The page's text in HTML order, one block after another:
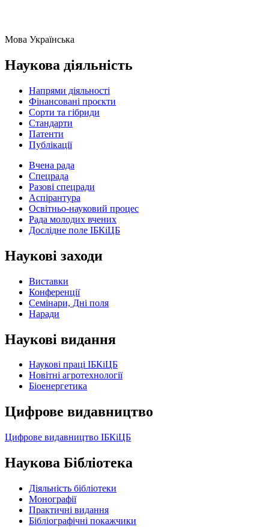
Мова Українська
Наукова діяльність
Напрями діяльності
Фінансовані проєкти
Сорти та гібриди
Стандарти
Патенти
Публікації
Вчена рада
Спецрада
Разові спецради
Аспірантура
Освітньо-науковий процес
Рада молодих вчених
Дослідне поле ІБКіЦБ
Наукові заходи
Виставки
Конференції
Семінари, Дні поля
Наради
Наукові видання
Наукові праці ІБКіЦБ
Новітні агротехнології
Бiоенергетика
Цифрове видавництво
Цифрове видавництво ІБКіЦБ
Наукова Бібліотека
Діяльність бібліотеки
Монографії
Практичні видання
Бібліографічні покажчики